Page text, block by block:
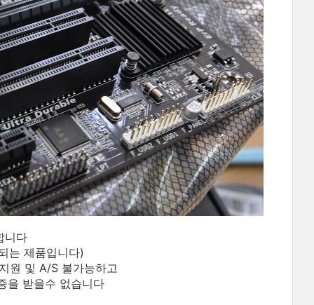
니다
는 제품입니다)
원 및 A/S 불가능하고
을 받을수 없습니다